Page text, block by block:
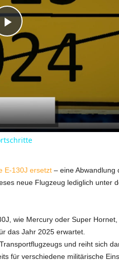
P
l
a
y
i
d
e
E-130J ersetzt – eine Abwandlung
neue Flugzeug lediglich unter
wie Mercury oder Super
das Jahr 2025 erwartet.
und reiht sich
für verschiedene militärische